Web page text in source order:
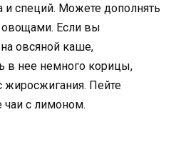
и специй. Можете дополнять
Если вы
овсяной каше,
в нее немного корицы,
жиросжигания. Пейте
чаи с лимоном.